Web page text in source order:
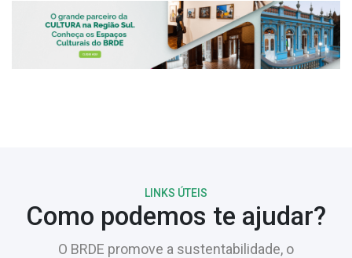
LINKS ÚTEIS
Como podemos te ajudar?
O BRDE promove a sustentabilidade, o